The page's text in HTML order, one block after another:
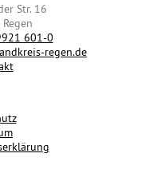
Str. 16
601-0
regen.de